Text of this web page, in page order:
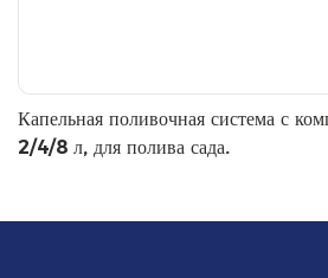
Капельная поливочная система с
2/4/8 л, для полива сада.